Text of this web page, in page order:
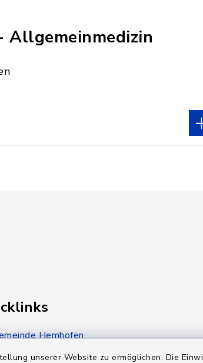
unserer Website zu ermöglichen. Die
Allgemeinmedizin
Hemhofen